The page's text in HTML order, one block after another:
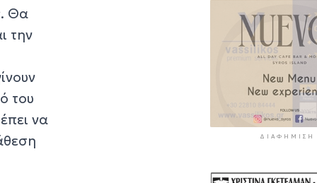
Θα
την
του
να
ΔΙΑΦΉΜΙΣΗ